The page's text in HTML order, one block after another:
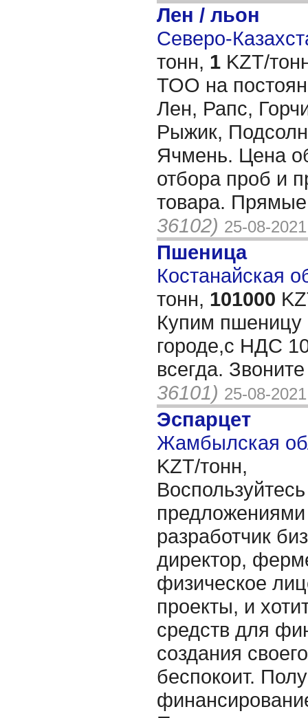
Лен / льон
Северо-
тонн, 1 KZT/
ТОО на
Лен, Рапс,
Рыжик,
Ячмень. Цена
отбора проб и
товара.
36102) 25-08-2021
Пшеница
Костанайская
тонн, 101000
Купим пшеницу
городе,c НДС
всегда.
36101) 25-08-2021
Эспарцет
Жамбылская
KZT/тонн,
разработчик
директор,
физическое
проекты, и
средств для
создания
беспокоит.